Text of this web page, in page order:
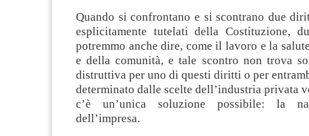
Quando si confrontano e si scontrano due
esplicitamente tutelati della Costituzione,
potremmo anche dire, come il lavoro e la
e della comunità, e tale scontro non trova
distruttiva per uno di questi diritti o per
determinato dalle scelte dell’industria privata
c’è un’unica soluzione possibile: la
dell’impresa.